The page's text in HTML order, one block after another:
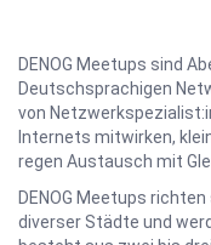
DENOG Meetups sind
Deutschsprachigen
von
Internets mitwirken,
regen Austausch mit
DENOG Meetups
diverser Städte und